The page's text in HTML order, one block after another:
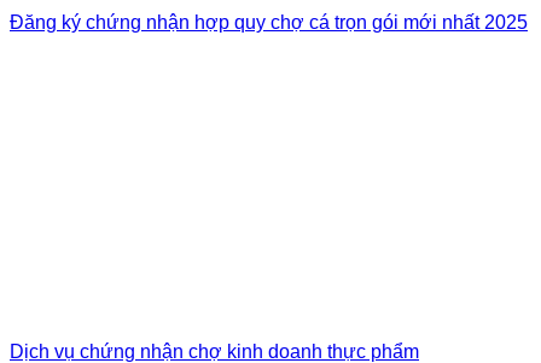
Đăng ký chứng nhận hợp quy chợ cá trọn gói mới nhất 2025
Dịch vụ chứng nhận chợ kinh doanh thực phẩm